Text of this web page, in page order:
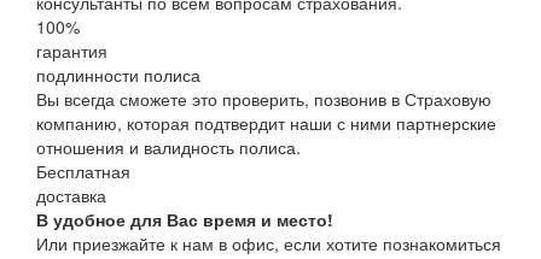
100%
гарантия
подлинности полиса
Вы всегда сможете это проверить, позвонив в Страховую
компанию, которая подтвердит наши с ними партнерские
отношения и валидность полиса.
Бесплатная
доставка
В удобное для Вас время и место!
Или приезжайте к нам в офис, если хотите познакомиться